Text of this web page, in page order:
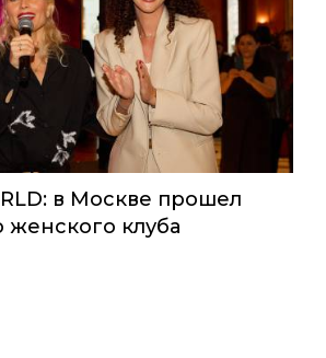
в Москве прошел
женского клуба